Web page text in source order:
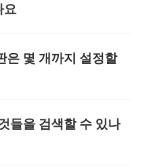
요
은 몇 개까지 설정할
들을 검색할 수 있나